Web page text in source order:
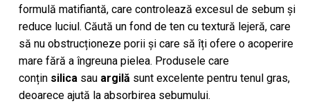
formulă matifiantă, care controlează excesul de sebum și
reduce luciul. Căută un fond de ten cu textură lejeră, care
să nu obstrucționeze porii și care să îți ofere o acoperire
mare fără a îngreuna pielea. Produsele care
conțin silicasau argilă sunt excelente pentru tenul gras,
deoarece ajută la absorbirea sebumului.